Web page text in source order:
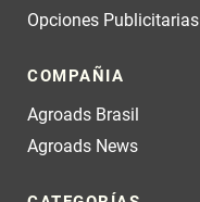
Opciones Publicitarias
COMPAÑIA
Agroads Brasil
Agroads News